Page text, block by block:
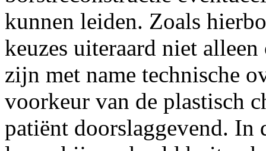
kunnen leiden. Zoals
keuzes uiteraard niet
zijn met name technische
voorkeur van de plastisch
patiënt doorslaggevend.